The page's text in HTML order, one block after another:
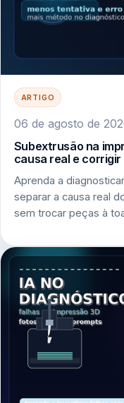
ARTIGO
06 de agosto de
Subextrusão na
causa real e
Aprenda a
separar a causa real
sem trocar peças à